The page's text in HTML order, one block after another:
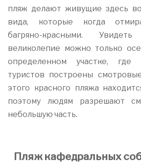
пляж делают живущие здесь
вида, которые когда
багряно-красными.
великолепие можно только
определенном участке, где
туристов построены
этого красного пляжа
поэтому людям разрешают
небольшую часть.
Пляж кафедральных